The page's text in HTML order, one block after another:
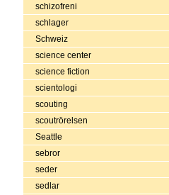
schizofreni
schlager
Schweiz
science center
science fiction
scientologi
scouting
scoutrörelsen
Seattle
sebror
seder
sedlar